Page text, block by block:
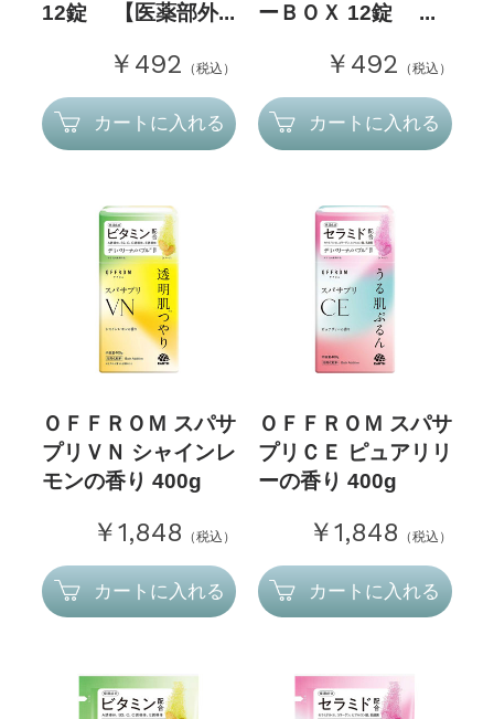
12錠 【医薬部外...
￥492 （税込）
カートに入れる
ーＢＯＸ 12錠 ...
￥492 （税込）
カートに入れる
ＯＦＦＲＯＭ スパサ
プリＶＮ シャインレ
モンの香り 400g
￥1,848 （税込）
カートに入れる
ＯＦＦＲＯＭ スパサ
プリＣＥ ピュアリリ
ーの香り 400g
￥1,848 （税込）
カートに入れる